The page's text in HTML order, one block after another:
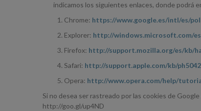
indicamos los siguientes enlaces, donde podrá
Chrome: https://www.google.es/intl/es/
Explorer: http://windows.microsoft.com/
Firefox: http://support.mozilla.org/es/kb/
Safari: http://support.apple.com/kb/ph5042
Opera: http://www.opera.com/help/
Si no desea ser rastreado por las cookies de
http://goo.gl/up4ND